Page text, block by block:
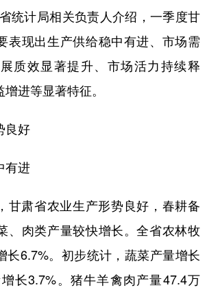
统计局相关负责人介绍，一季度甘
表现出生产供给稳中有进、市场需
质效显著提升、市场活力持续释
进等显著特征。
好
进
肃省农业生产形势良好，春耕备
、肉类产量较快增长。全省农林牧
长6.7%。初步统计，蔬菜产量增长
长3.7%。猪牛羊禽肉产量47.4万